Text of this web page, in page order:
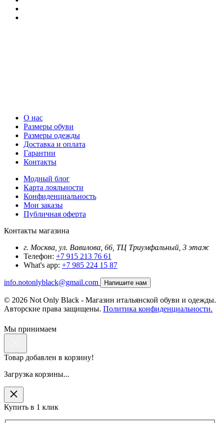
О нас
Размеры обуви
Размеры одежды
Доставка и оплата
Гарантии
Контакты
Модный блог
Карта лояльности
Конфиденциальность
Мои заказы
Публичная оферта
Контакты магазина
г. Москва, ул. Вавилова, 66, ТЦ Триумфальный, 3 этаж
Телефон: +7 915 213 76 61
What's app: +7 985 224 15 87
info.notonlyblack@gmail.com Напишите нам
© 2026 Not Only Black - Магазин итальянской обуви и одежды.
Авторские права защищены. Политика конфиденциальности.
Мы принимаем
Товар добавлен в корзину!
Загрузка корзины...
Купить в 1 клик